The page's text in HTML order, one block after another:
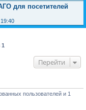
для посетителей
1
Перейти
пользователей и 1